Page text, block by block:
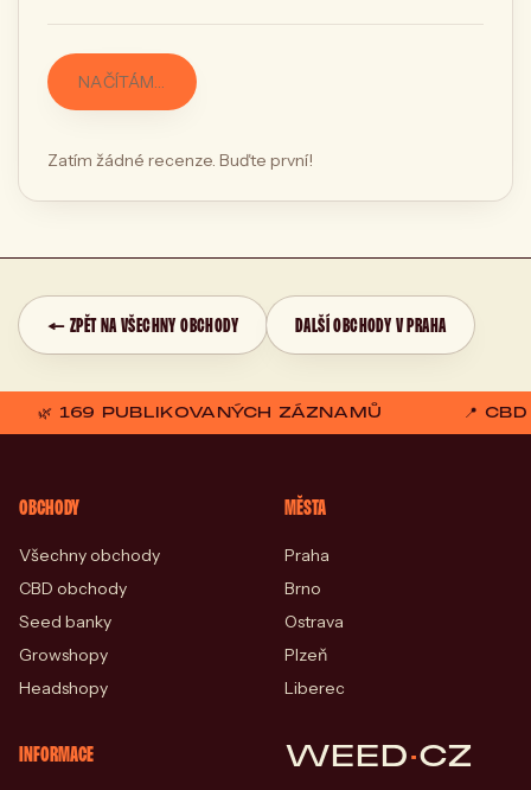
NAČÍTÁM…
Zatím žádné recenze. Buďte první!
← ZPĚT NA VŠECHNY OBCHODY DALŠÍ OBCHODY V PRAHA
🌿 169 PUBLIKOVANÝCH ZÁZNAMŮ 📍
OBCHODY
Všechny obchody
CBD obchody
Seed banky
Growshopy
Headshopy
MĚSTA
Praha
Brno
Ostrava
Plzeň
Liberec
INFORMACE WEED·CZ